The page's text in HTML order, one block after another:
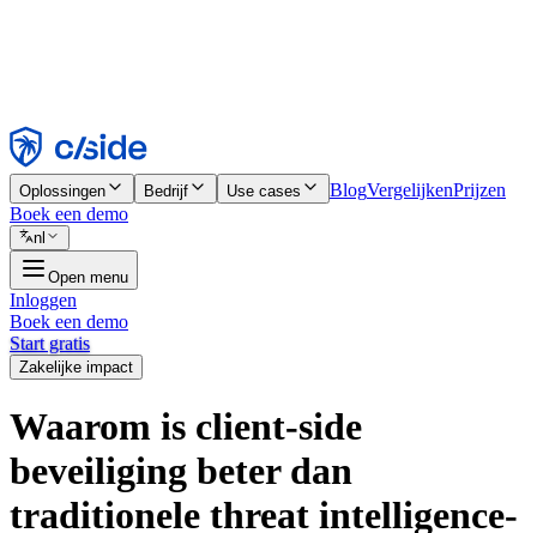
Weigeren
Oplossingen Bedrijf Use cases BlogVergelijkenPrijzen
Boek een demo
nl
Open menu
Inloggen
Boek een demo
Start gratis
Zakelijke impact
Waarom is client-side
beveiliging beter dan
traditionele threat intelligence-